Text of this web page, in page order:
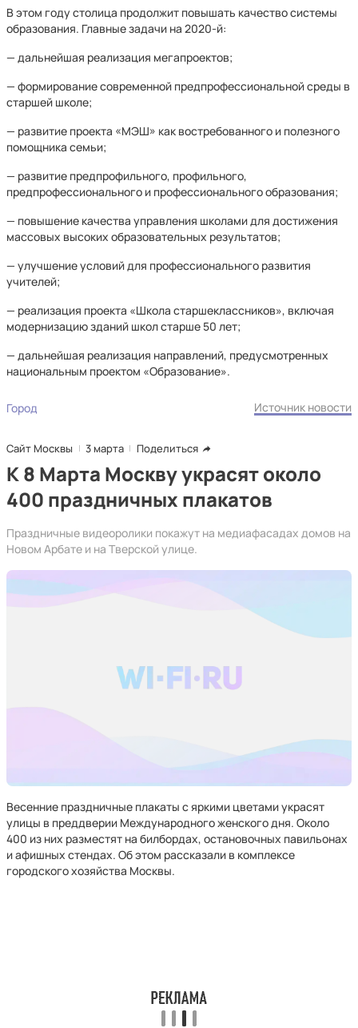
В этом году столица продолжит повышать качество системы
образования. Главные задачи на 2020-й:
— дальнейшая реализация мегапроектов;
— формирование современной предпрофессиональной среды в
старшей школе;
— развитие проекта «МЭШ» как востребованного и полезного
помощника семьи;
— развитие предпрофильного, профильного,
предпрофессионального и профессионального образования;
— повышение качества управления школами для достижения
массовых высоких образовательных результатов;
— улучшение условий для профессионального развития
учителей;
— реализация проекта «Школа старшеклассников», включая
модернизацию зданий школ старше 50 лет;
— дальнейшая реализация направлений, предусмотренных
национальным проектом «Образование».
Город Источник новости
Сайт Москвы 3 марта Поделиться
К 8 Марта Москву украсят около
400 праздничных плакатов
Праздничные видеоролики покажут на медиафасадах домов на
Новом Арбате и на Тверской улице.
Весенние праздничные плакаты с яркими цветами украсят
улицы в преддверии Международного женского дня. Около
400 из них разместят на билбордах, остановочных павильонах
и афишных стендах. Об этом рассказали в комплексе
городского хозяйства Москвы.